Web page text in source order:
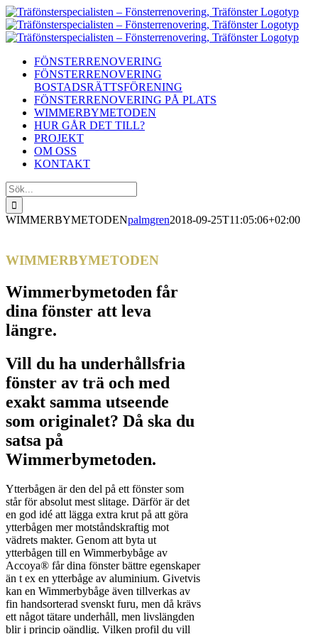
Fortsätt
till
innehållet
FÖNSTERRENOVERING
FÖNSTERRENOVERING
BOSTADSRÄTTSFÖRENING
FÖNSTERRENOVERING PÅ PLATS
WIMMERBYMETODEN
HUR GÅR DET TILL?
PROJEKT
OM OSS
KONTAKT
Sök
efter:
WIMMERBYMETODENpalmgren2018-09-25T11:05:06+02:00
WIMMERBYMETODEN
Wimmerbymetoden får
dina fönster att leva
längre.
Vill du ha underhållsfria
fönster av trä och med
exakt samma utseende
som originalet? Då ska du
satsa på
Wimmerbymetoden.
Ytterbågen är den del på ett fönster som
står för absolut mest slitage. Därför är det
en god idé att lägga extra krut på att göra
ytterbågen mer motståndskraftig mot
vädrets makter. Genom att byta ut
ytterbågen till en Wimmerbybåge av
Accoya® får dina fönster bättre egenskaper
än t ex en ytterbåge av aluminium. Givetvis
kan en Wimmerbybåge även tillverkas av
fin handsorterad svenskt furu, men då krävs
ett något tätare underhåll, men livslängden
blir i princip oändlig. Vilken profil du vill